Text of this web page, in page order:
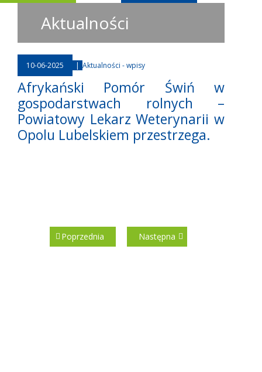
Aktualności
10-06-2025 | Aktualności - wpisy
Afrykański Pomór Świń w
gospodarstwach rolnych –
Powiatowy Lekarz Weterynarii w
Opolu Lubelskiem przestrzega.
Poprzednia Następna